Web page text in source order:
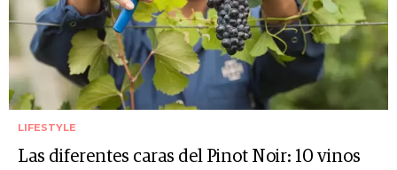
LIFESTYLE
Las diferentes caras del Pinot Noir: 10 vinos